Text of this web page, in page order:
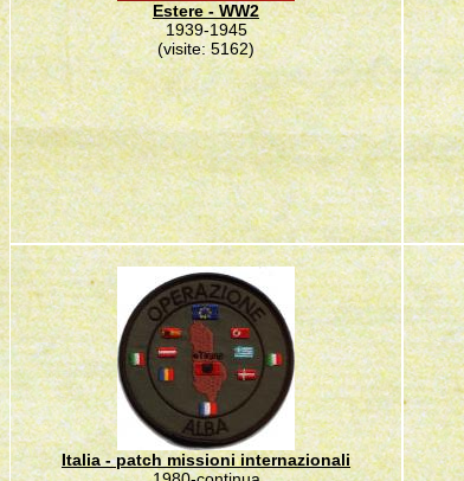
Estere - WW2
1939-1945
(visite: 5162)
Italia - patch missioni internazionali